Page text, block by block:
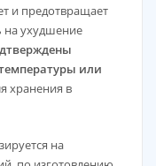
и предотвращает
на ухудшение
или
хранения в
на